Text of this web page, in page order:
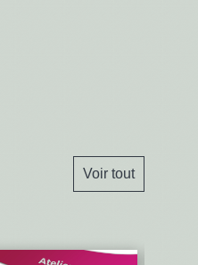
Voir tout